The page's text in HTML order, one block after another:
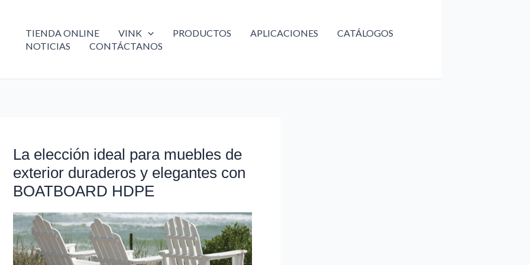
TIENDA ONLINE VINK PRODUCTOS APLICACIONES
CATÁLOGOS
NOTICIAS
CONTÁCTANOS
La elección ideal para muebles de
exterior duraderos y elegantes con
BOATBOARD HDPE
La
ideal
para
de
exterior
duraderos
y